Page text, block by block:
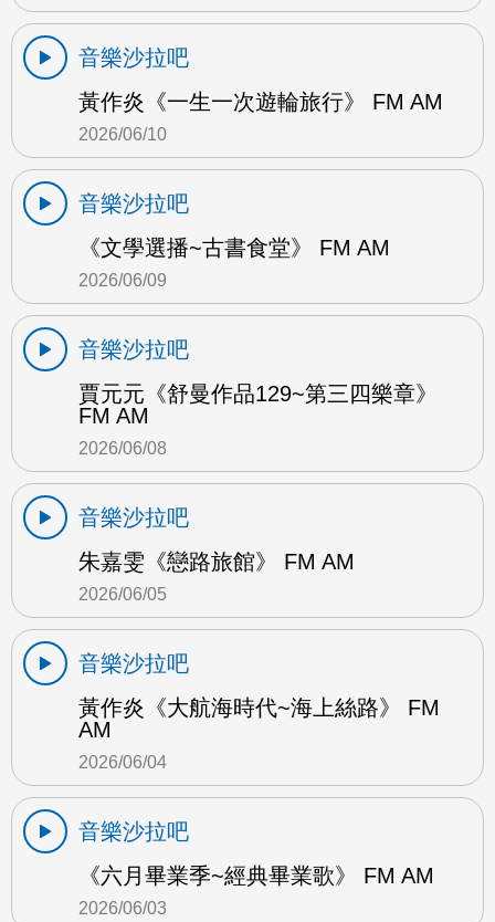
音樂沙拉吧
黃作炎《一生一次遊輪旅行》 FM AM
2026/06/10
音樂沙拉吧
《文學選播~古書食堂》 FM AM
2026/06/09
音樂沙拉吧
賈元元《舒曼作品129~第三四樂章》
FM AM
2026/06/08
音樂沙拉吧
朱嘉雯《戀路旅館》 FM AM
2026/06/05
音樂沙拉吧
黃作炎《大航海時代~海上絲路》 FM
AM
2026/06/04
音樂沙拉吧
《六月畢業季~經典畢業歌》 FM AM
2026/06/03